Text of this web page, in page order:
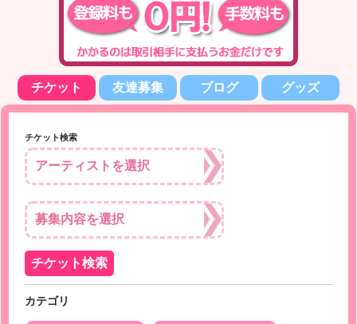
チケット 友達募集 ブログ グッズ
チケット検索
カテゴリ